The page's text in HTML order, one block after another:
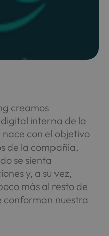
creamos
interna de la
con el objetivo
de la compañía,
se sienta
y, a su vez,
más al resto de
conforman nuestra